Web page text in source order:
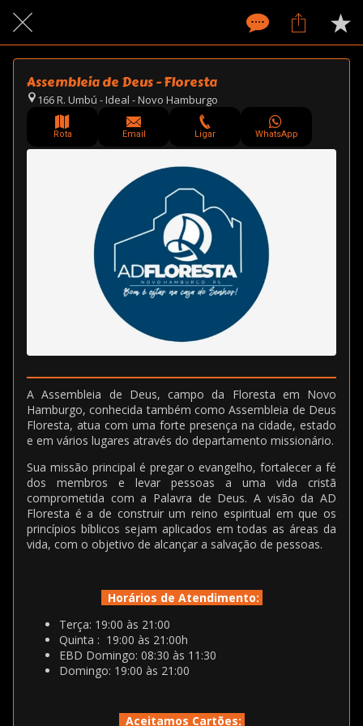
Assembleia de Deus - Floresta
166 R. Umbú - Ideal - Novo Hamburgo
Rota Email Ligar WhatsApp
A Assembleia de Deus, campo da Floresta em Novo
Hamburgo, conhecida também como Assembleia de Deus
Floresta, atua com uma forte presença na cidade, estado
e em vários lugares através do departamento missionário.
Sua missão principal é pregar o evangelho, fortalecer a fé
dos membros e levar pessoas a uma vida cristã
comprometida com a Palavra de Deus. A visão da AD
Floresta é a de construir um reino espiritual em que os
princípios bíblicos sejam aplicados em todas as áreas da
vida, com o objetivo de alcançar a salvação de pessoas.
Horários de Atendimento:
Terça: 19:00 às 21:00
Quinta : 19:00 às 21:00h
EBD Domingo: 08:30 às 11:30
Domingo: 19:00 às 21:00
Aceitamos Cartões: